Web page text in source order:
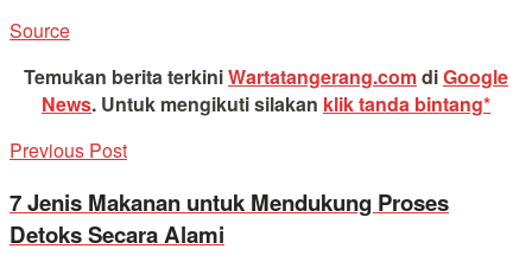
Source
Temukan berita terkiniWartatangerang.comdiGoogle
News. Untuk mengikuti silakan klik tanda bintang*
Previous Post
7 Jenis Makanan untuk Mendukung Proses
Detoks Secara Alami